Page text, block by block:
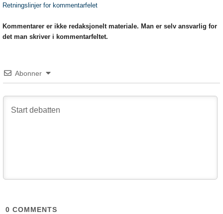
Retningslinjer for kommentarfelet
Kommentarer er ikke redaksjonelt materiale. Man er selv ansvarlig for
det man skriver i kommentarfeltet.
Abonner
0 COMMENTS